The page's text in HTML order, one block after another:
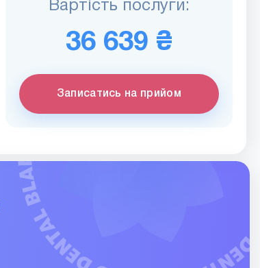
Вартість послуги:
36 639 ₴
Записатись на прийом